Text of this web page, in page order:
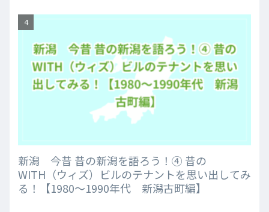
新潟 今昔 昔の新潟を語ろう！④ 昔の
WITH（ウィズ）ビルのテナントを思い出してみ
る！【1980～1990年代 新潟古町編】